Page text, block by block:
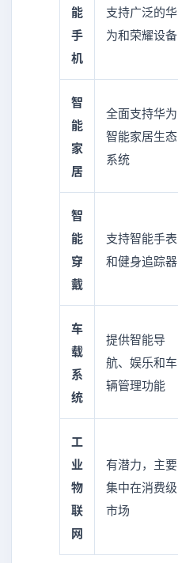
能
手
机
支持广泛的华
为和荣耀设备
智
能
家
居
全面支持华为
智能家居生态
系统
智
能
穿
戴
支持智能手表
和健身追踪器
车
载
系
统
提供智能导
航、娱乐和车
辆管理功能
工
业
物
联
网
有潜力，主要
集中在消费级
市场